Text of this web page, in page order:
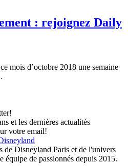
: rejoignez Daily
mois d’octobre 2018 une semaine
et les dernières actualités
votre email!
de Disneyland Paris et de l'univers
équipe de passionnés depuis 2015.